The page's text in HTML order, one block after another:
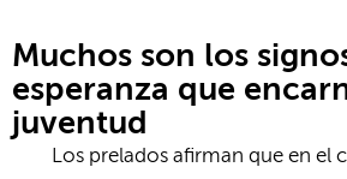
Muchos son los
esperanza que
juventud
Los prelados afirman que en el